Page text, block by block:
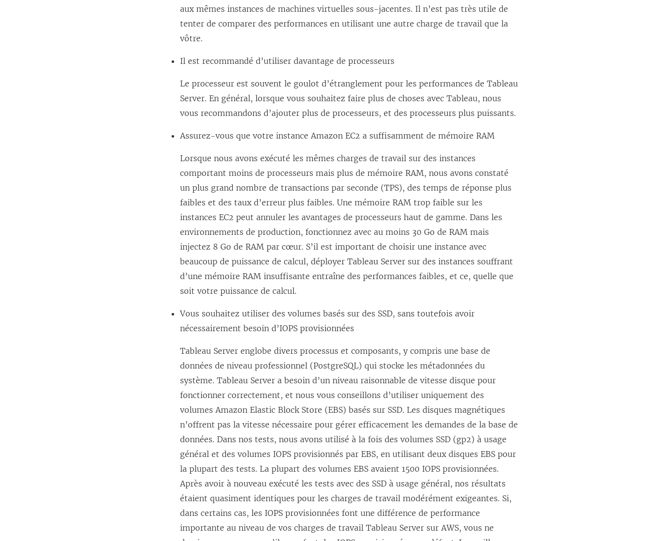
aux mêmes instances de machines virtuelles sous-jacentes. Il n’est pas très utile de
tenter de comparer des performances en utilisant une autre charge de travail que la
vôtre.
Il est recommandé d’utiliser davantage de processeurs
Le processeur est souvent le goulot d’étranglement pour les performances de Tableau
Server. En général, lorsque vous souhaitez faire plus de choses avec Tableau, nous
vous recommandons d’ajouter plus de processeurs, et des processeurs plus puissants.
Assurez-vous que votre instance Amazon EC2 a suffisamment de mémoire RAM
Lorsque nous avons exécuté les mêmes charges de travail sur des instances
comportant moins de processeurs mais plus de mémoire RAM, nous avons constaté
un plus grand nombre de transactions par seconde (TPS), des temps de réponse plus
faibles et des taux d’erreur plus faibles. Une mémoire RAM trop faible sur les
instances EC2 peut annuler les avantages de processeurs haut de gamme. Dans les
environnements de production, fonctionnez avec au moins 30 Go de RAM mais
injectez 8 Go de RAM par cœur. S’il est important de choisir une instance avec
beaucoup de puissance de calcul, déployer Tableau Server sur des instances souffrant
d’une mémoire RAM insuffisante entraîne des performances faibles, et ce, quelle que
soit votre puissance de calcul.
Vous souhaitez utiliser des volumes basés sur des SSD, sans toutefois avoir
nécessairement besoin d’IOPS provisionnées
Tableau Server englobe divers processus et composants, y compris une base de
données de niveau professionnel (PostgreSQL) qui stocke les métadonnées du
système. Tableau Server a besoin d’un niveau raisonnable de vitesse disque pour
fonctionner correctement, et nous vous conseillons d’utiliser uniquement des
volumes Amazon Elastic Block Store (EBS) basés sur SSD. Les disques magnétiques
n’offrent pas la vitesse nécessaire pour gérer efficacement les demandes de la base de
données. Dans nos tests, nous avons utilisé à la fois des volumes SSD (gp2) à usage
général et des volumes IOPS provisionnés par EBS, en utilisant deux disques EBS pour
la plupart des tests. La plupart des volumes EBS avaient 1500 IOPS provisionnées.
Après avoir à nouveau exécuté les tests avec des SSD à usage général, nos résultats
étaient quasiment identiques pour les charges de travail modérément exigeantes. Si,
dans certains cas, les IOPS provisionnées font une différence de performance
importante au niveau de vos charges de travail Tableau Server sur AWS, vous ne